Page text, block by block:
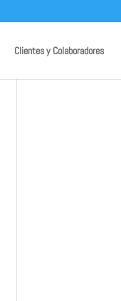
Clientes y Colaboradores